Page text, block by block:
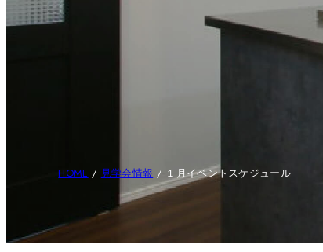
HOME / 見学会情報 / １月イベントスケジュール